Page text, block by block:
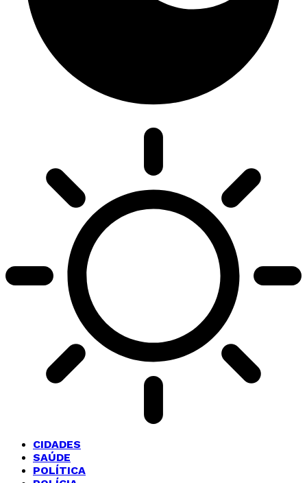
CIDADES
SAÚDE
POLÍTICA